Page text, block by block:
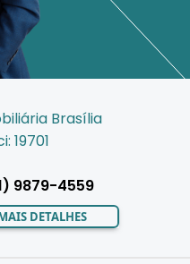
Brasília
19701
9879-4559
DETALHES